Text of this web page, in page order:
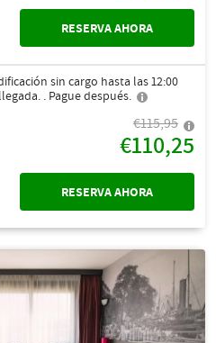
RESERVA AHORA
sin cargo hasta las 12:00
. Pague después.
€115,95
€110,25
RESERVA AHORA